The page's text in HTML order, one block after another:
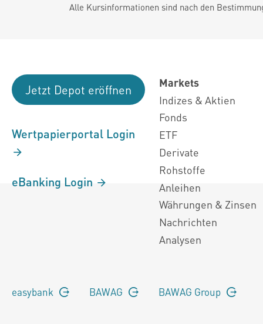
Alle Kursinformationen sind nach den
Jetzt Depot eröffnen
Wertpapierportal Login
eBanking Login
Markets
Indizes & Aktien
Fonds
ETF
Derivate
Rohstoffe
Anleihen
Währungen & Zinsen
Nachrichten
Analysen
easybank BAWAG BAWAG Group